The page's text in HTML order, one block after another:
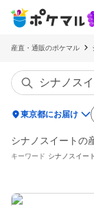
産直・通販のポケマル
location_on東京都にお届け
シナノスイートの
キーワード シナノスイート